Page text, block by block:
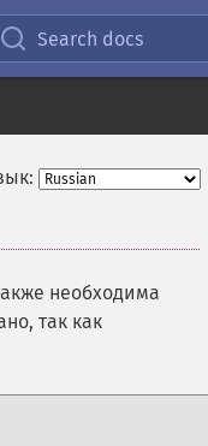
Search docs
необходима
так как